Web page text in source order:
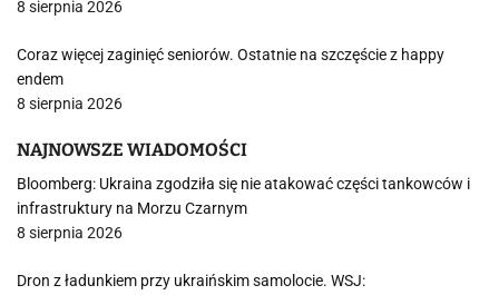
8 sierpnia 2026
Coraz więcej zaginięć seniorów. Ostatnie na szczęście z happy
endem
8 sierpnia 2026
NAJNOWSZE WIADOMOŚCI
Bloomberg: Ukraina zgodziła się nie atakować części tankowców i
infrastruktury na Morzu Czarnym
8 sierpnia 2026
Dron z ładunkiem przy ukraińskim samolocie. WSJ: